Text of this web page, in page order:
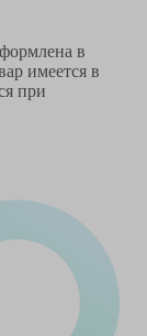
в
имеется в
при